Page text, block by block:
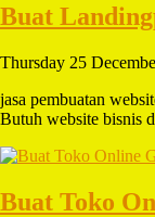
Buat
Thursday 25
jasa pembuatan
Butuh website bisnis
Buat Toko